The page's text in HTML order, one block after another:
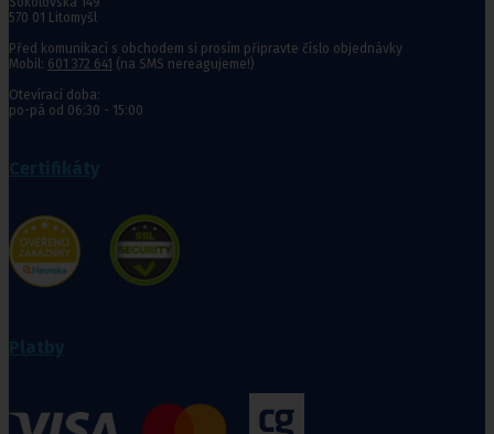
570 01 Litomyšl
Před komunikací s obchodem si prosím připravte číslo objednávky
Mobil: 601 372 641 (na SMS nereagujeme!)
Otevírací doba:
po-pá od 06:30 - 15:00